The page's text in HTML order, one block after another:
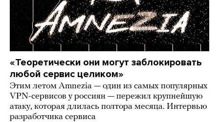
«Теоретически они могут заблокировать
любой сервис целиком»
Этим летом Amnezia — один из самых популярных
VPN-сервисов у россиян — пережил крупнейшую
атаку, которая длилась полтора месяца. Интервью
разработчика сервиса